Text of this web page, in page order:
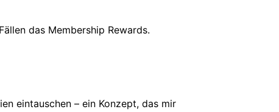
das Membership Rewards.
eintauschen – ein Konzept, das mir